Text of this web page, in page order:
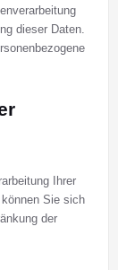
dieser Daten.
Ihrer
Sie sich
der